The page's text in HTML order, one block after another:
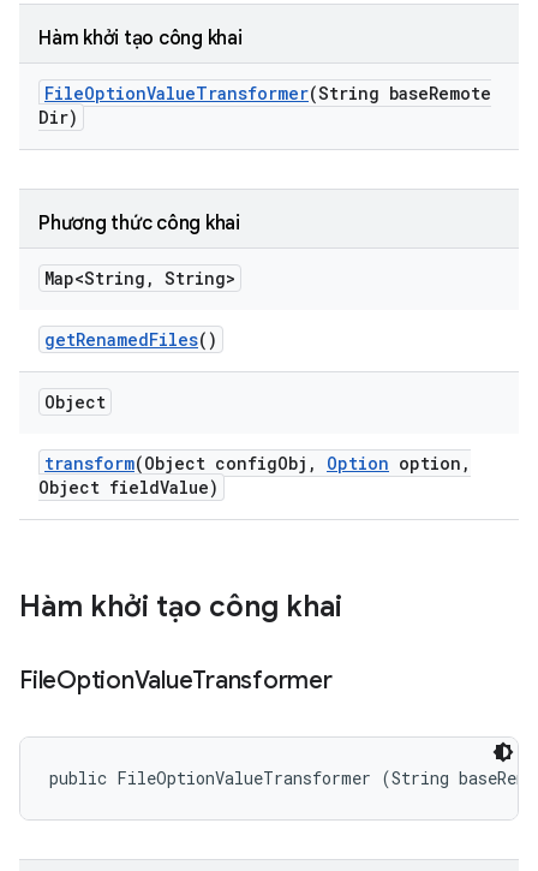
Hàm khởi tạo công khai
FileOptionValueTransformer(String baseRemote
Dir)
Phương thức công khai
Map<String , String>
getRenamedFiles()
Object
transform(Object configObj , Option option ,
Object fieldValue)
Hàm khởi tạo công khai
FileOptionValueTransformer
public FileOptionValueTransformer (String